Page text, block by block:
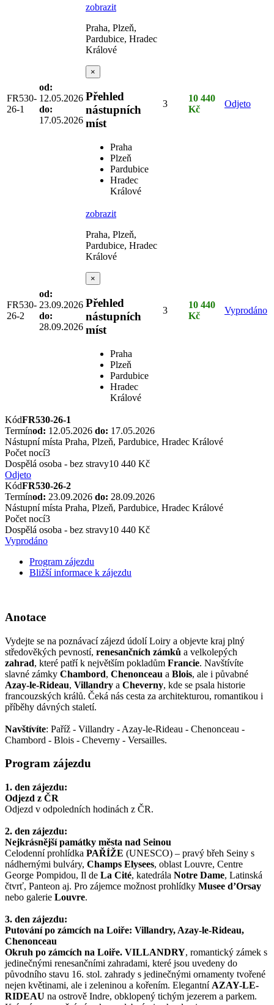
FR530-
26-1
od:
12.05.2026
do:
17.05.2026
zobrazit
Praha, Plzeň,
Pardubice, Hradec
Králové
×
Přehled
nástupních
míst
Praha
Plzeň
Pardubice
Hradec
Králové
3
10 440
Kč
Odjeto
FR530-
26-2
od:
23.09.2026
do:
28.09.2026
zobrazit
Praha, Plzeň,
Pardubice, Hradec
Králové
×
Přehled
nástupních
míst
Praha
Plzeň
Pardubice
Hradec
Králové
3
10 440
Kč
Vyprodáno
KódFR530-26-1
Termínod: 12.05.2026 do: 17.05.2026
Nástupní místa Praha, Plzeň, Pardubice, Hradec Králové
Počet nocí3
Dospělá osoba - bez stravy10 440 Kč
Odjeto
KódFR530-26-2
Termínod: 23.09.2026 do: 28.09.2026
Nástupní místa Praha, Plzeň, Pardubice, Hradec Králové
Počet nocí3
Dospělá osoba - bez stravy10 440 Kč
Vyprodáno
Program zájezdu
Bližší informace k zájezdu
Anotace
Vydejte se na poznávací zájezd údolí Loiry a objevte kraj plný
středověkých pevností, renesančních zámků a velkolepých
zahrad, které patří k největším pokladům Francie. Navštívíte
slavné zámky Chambord, Chenonceau a Blois, ale i půvabné
Azay-le-Rideau, Villandry a Cheverny, kde se psala historie
francouzských králů. Čeká nás cesta za architekturou, romantikou i
příběhy dávných staletí.
Navštívíte: Paříž - Villandry - Azay-le-Rideau - Chenonceau -
Chambord - Blois - Cheverny - Versailles.
Program zájezdu
1. den zájezdu:
Odjezd z ČR
Odjezd v odpoledních hodinách z ČR.
2. den zájezdu:
Nejkrásnější památky města nad Seinou
Celodenní prohlídka PAŘÍŽE (UNESCO) – pravý břeh Seiny s
nádhernými bulváry, Champs Elysees, oblast Louvre, Centre
George Pompidou, Il de La Cité, katedrála Notre Dame, Latinská
čtvrť, Panteon aj. Pro zájemce možnost prohlídky Musee d’Orsay
nebo galerie Louvre.
3. den zájezdu:
Putování po zámcích na Loiře: Villandry, Azay-le-Rideau,
Chenonceau
Okruh po zámcích na Loiře. VILLANDRY, romantický zámek s
jedinečnými renesančními zahradami, které jsou uvedeny do
původního stavu 16. stol. zahrady s jedinečnými ornamenty tvořené
nejen květinami, ale i zeleninou a kořením. Elegantní AZAY-LE-
RIDEAU na ostrově Indre, obklopený tichým jezerem a parkem.